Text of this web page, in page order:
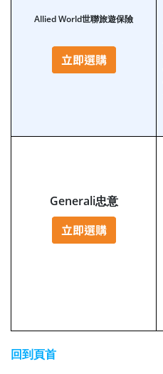
Allied World世聯旅遊保險
Generali忠意
回到頁首